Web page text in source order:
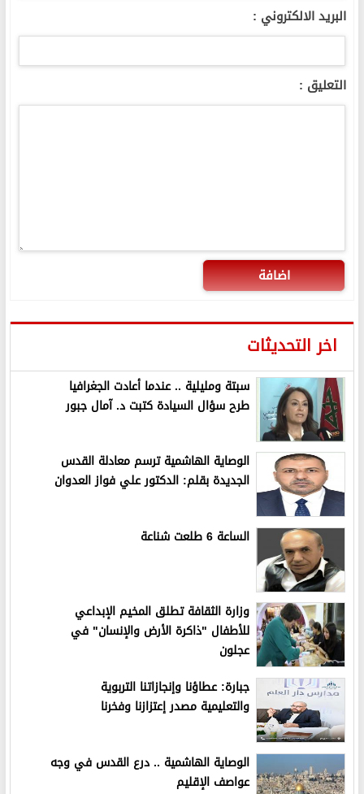
البريد الالكتروني :
التعليق :
اضافة
اخر التحديثات
سبتة ومليلية .. عندما أعادت الجغرافيا
طرح سؤال السيادة كتبت د. آمال جبور
الوصاية الهاشمية ترسم معادلة القدس
الجديدة بقلم: الدكتور علي فواز العدوان
الساعة 6 طلعت شناعة
وزارة الثقافة تطلق المخيم الإبداعي
للأطفال "ذاكرة الأرض والإنسان" في
عجلون
جبارة: عطاؤنا وإنجازاتنا التربوية
والتعليمية مصدر إعتزازنا وفخرنا
الوصاية الهاشمية .. درع القدس في وجه
عواصف الإقليم